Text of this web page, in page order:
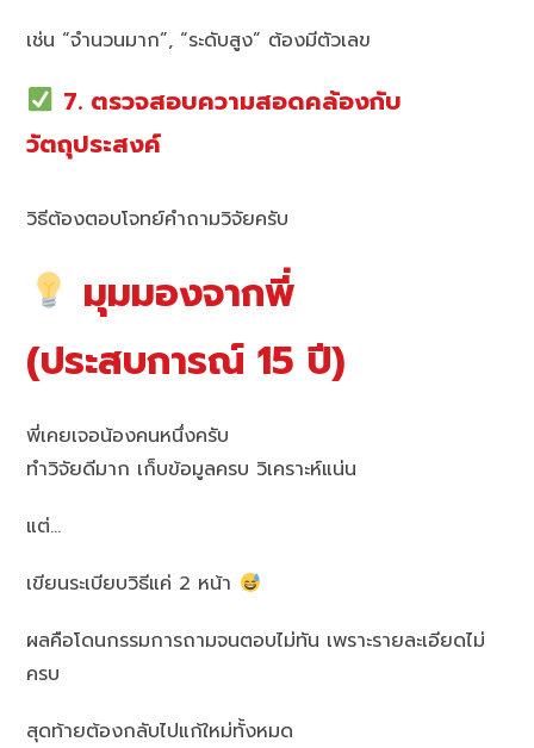
เช่น “จำนวนมาก”, “ระดับสูง” ต้องมีตัวเลข
7. ตรวจสอบความสอดคล้องกับ
วัตถุประสงค์
วิธีต้องตอบโจทย์คำถามวิจัยครับ
มุมมองจากพี่
(ประสบการณ์ 15 ปี)
พี่เคยเจอน้องคนหนึ่งครับ
ทำวิจัยดีมาก เก็บข้อมูลครบ วิเคราะห์แน่น
แต่…
เขียนระเบียบวิธีแค่ 2 หน้า
ผลคือโดนกรรมการถามจนตอบไม่ทัน เพราะรายละเอียดไม่
ครบ
สุดท้ายต้องกลับไปแก้ใหม่ทั้งหมด